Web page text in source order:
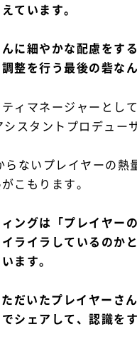
ています。
に細やかな配慮をす
整を行う最後の砦なん
ィマネージャーとし
スタントプロデュー
ないプレイヤーの
こもります。
ングは「プレイヤー
ライラしているのか
ます。
いたプレイヤーさ
シェアして、認識を